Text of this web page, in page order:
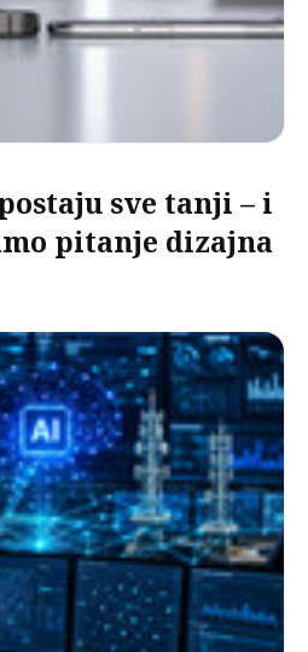
sve tanji – i
pitanje dizajna